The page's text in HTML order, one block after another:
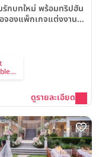
รักบทใหม่ พร้อมทริปฮัน
องแพ็กเกจแต่งงานขั้น
Bangkok
ดูรายละเอียด